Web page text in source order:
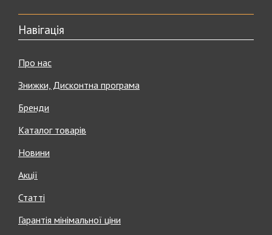
Навігація
Про нас
Знижки, Дисконтна програма
Бренди
Каталог товарів
Новини
Акції
Статті
Гарантія мінімальної ціни